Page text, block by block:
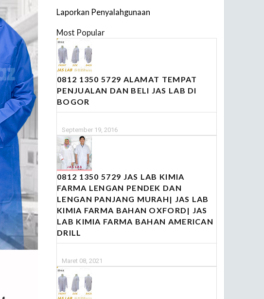
Laporkan Penyalahgunaan
Most Popular
0812 1350 5729 ALAMAT TEMPAT
PENJUALAN DAN BELI JAS LAB DI
BOGOR
September 19, 2016
0812 1350 5729 JAS LAB KIMIA
FARMA LENGAN PENDEK DAN
LENGAN PANJANG MURAH| JAS LAB
KIMIA FARMA BAHAN OXFORD| JAS
LAB KIMIA FARMA BAHAN AMERICAN
DRILL
Maret 08, 2021